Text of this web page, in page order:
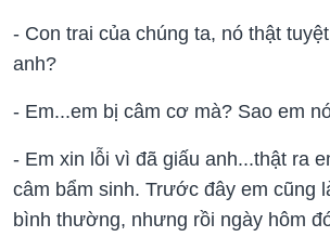
- Con trai của chúng ta, nó thật
anh?
- Em...em bị câm cơ mà? Sao em
- Em xin lỗi vì đã giấu anh...thật ra
câm bẩm sinh. Trước đây em cũng
bình thường, nhưng rồi ngày hôm